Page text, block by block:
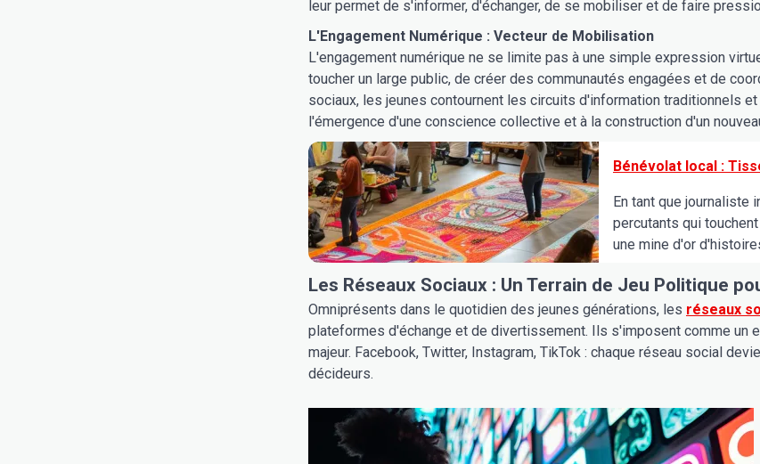
leur permet de s'informer, d'échanger, de se mobiliser et de faire
L'Engagement Numérique : Vecteur de Mobilisation
L'engagement numérique ne se limite pas à une simple expression
toucher un large public, de créer des communautés engagées et de
sociaux, les jeunes contournent les circuits d'information traditionnels
l'émergence d'une conscience collective et à la construction d'un
Bénévolat local :
En tant que journaliste
percutants qui
une mine d'or
Les Réseaux Sociaux : Un Terrain de Jeu Politique
Omniprésents dans le quotidien des jeunes générations, les réseaux
plateformes d'échange et de divertissement. Ils s'imposent comme
majeur. Facebook, Twitter, Instagram, TikTok : chaque réseau social
décideurs.